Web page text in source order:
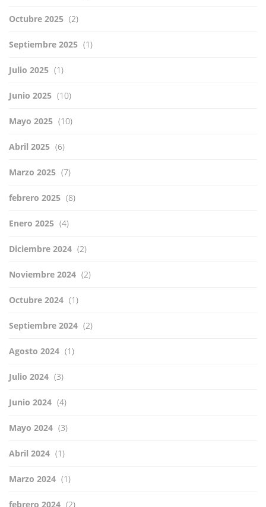
Octubre 2025 (2)
Septiembre 2025 (1)
Julio 2025 (1)
Junio 2025 (10)
Mayo 2025 (10)
Abril 2025 (6)
Marzo 2025 (7)
febrero 2025 (8)
Enero 2025 (4)
Diciembre 2024 (2)
Noviembre 2024 (2)
Octubre 2024 (1)
Septiembre 2024 (2)
Agosto 2024 (1)
Julio 2024 (3)
Junio 2024 (4)
Mayo 2024 (3)
Abril 2024 (1)
Marzo 2024 (1)
febrero 2024 (2)